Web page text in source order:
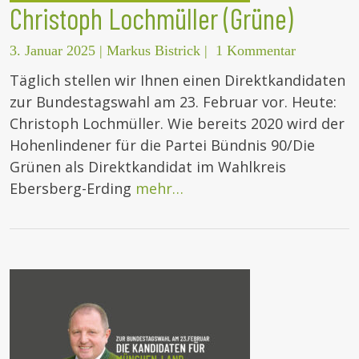
Christoph Lochmüller (Grüne)
3. Januar 2025 | Markus Bistrick | 1 Kommentar
Täglich stellen wir Ihnen einen Direktkandidaten
zur Bundestagswahl am 23. Februar vor. Heute:
Christoph Lochmüller. Wie bereits 2020 wird der
Hohenlindener für die Partei Bündnis 90/Die
Grünen als Direktkandidat im Wahlkreis
Ebersberg-Erding mehr…